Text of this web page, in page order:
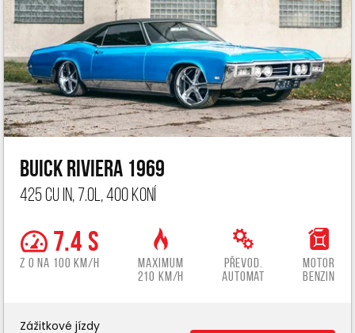
Buick Riviera 1969
425 cu in, 7.0L, 400 koní
7.4 s
z 0 na 100 km/h
Maximum
210 km/h
Převod.
automat
Motor
benzin
Zážitkové jízdy